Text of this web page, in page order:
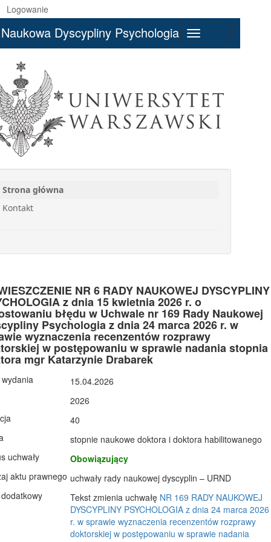
Logowanie
navigation
Dyscypliny Psychologia
Strona główna
Kontakt
NR 6 RADY NAUKOWEJ DYSCYPLINY
z dnia 15 kwietnia 2026 r. o
błędu w Uchwale nr 169 Rady Naukowej
Psychologia z dnia 24 marca 2026 r. w
wyznaczenia recenzentów rozprawy
w postępowaniu w sprawie nadania stopnia
mgr Katarzynie Drabarek
15.04.2026
2026
40
stopnie naukowe doktora i doktora habilitowanego
uchwały
Obowiązujący
aktu prawnego uchwały rady naukowej dyscyplin – URND
​Tekst zmienia uchwałę NR 169 RADY NAUKOWEJ
DYSCYPLINY PSYCHOLOGIA z dnia 24 marca 2026
r. w sprawie wyznaczenia recenzentów rozprawy
doktorskiej w postępowaniu w sprawie nadania